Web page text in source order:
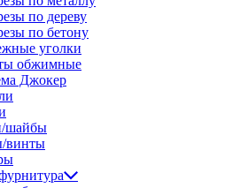
по дереву
по бетону
уголки
обжимные
Джокер
шайбы
винты